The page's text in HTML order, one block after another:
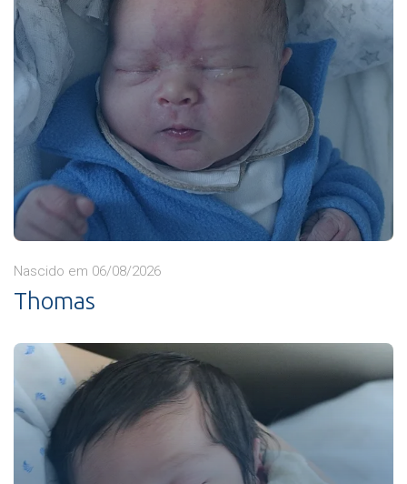
Nascido em 06/08/2026
Thomas